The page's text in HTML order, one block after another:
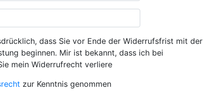
dass Sie vor Ende der Widerrufsfrist mit der
beginnen. Mir ist bekannt, dass ich bei
mein Widerrufrecht verliere
zur Kenntnis genommen